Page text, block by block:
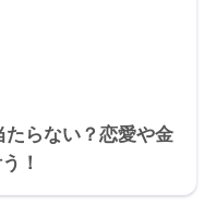
たらない？恋愛や金
！